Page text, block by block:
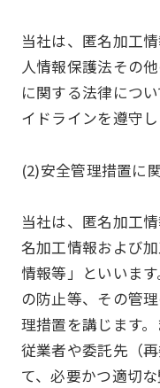
当社は、匿名加工
人情報保護法その
に関する法律につ
イドラインを遵守し
(2)安全管理措置に
当社は、匿名加工
名加工情報および
情報等」といいま
の防止等、その管
理措置を講じます
従業者や委託先（
て、必要かつ適切な